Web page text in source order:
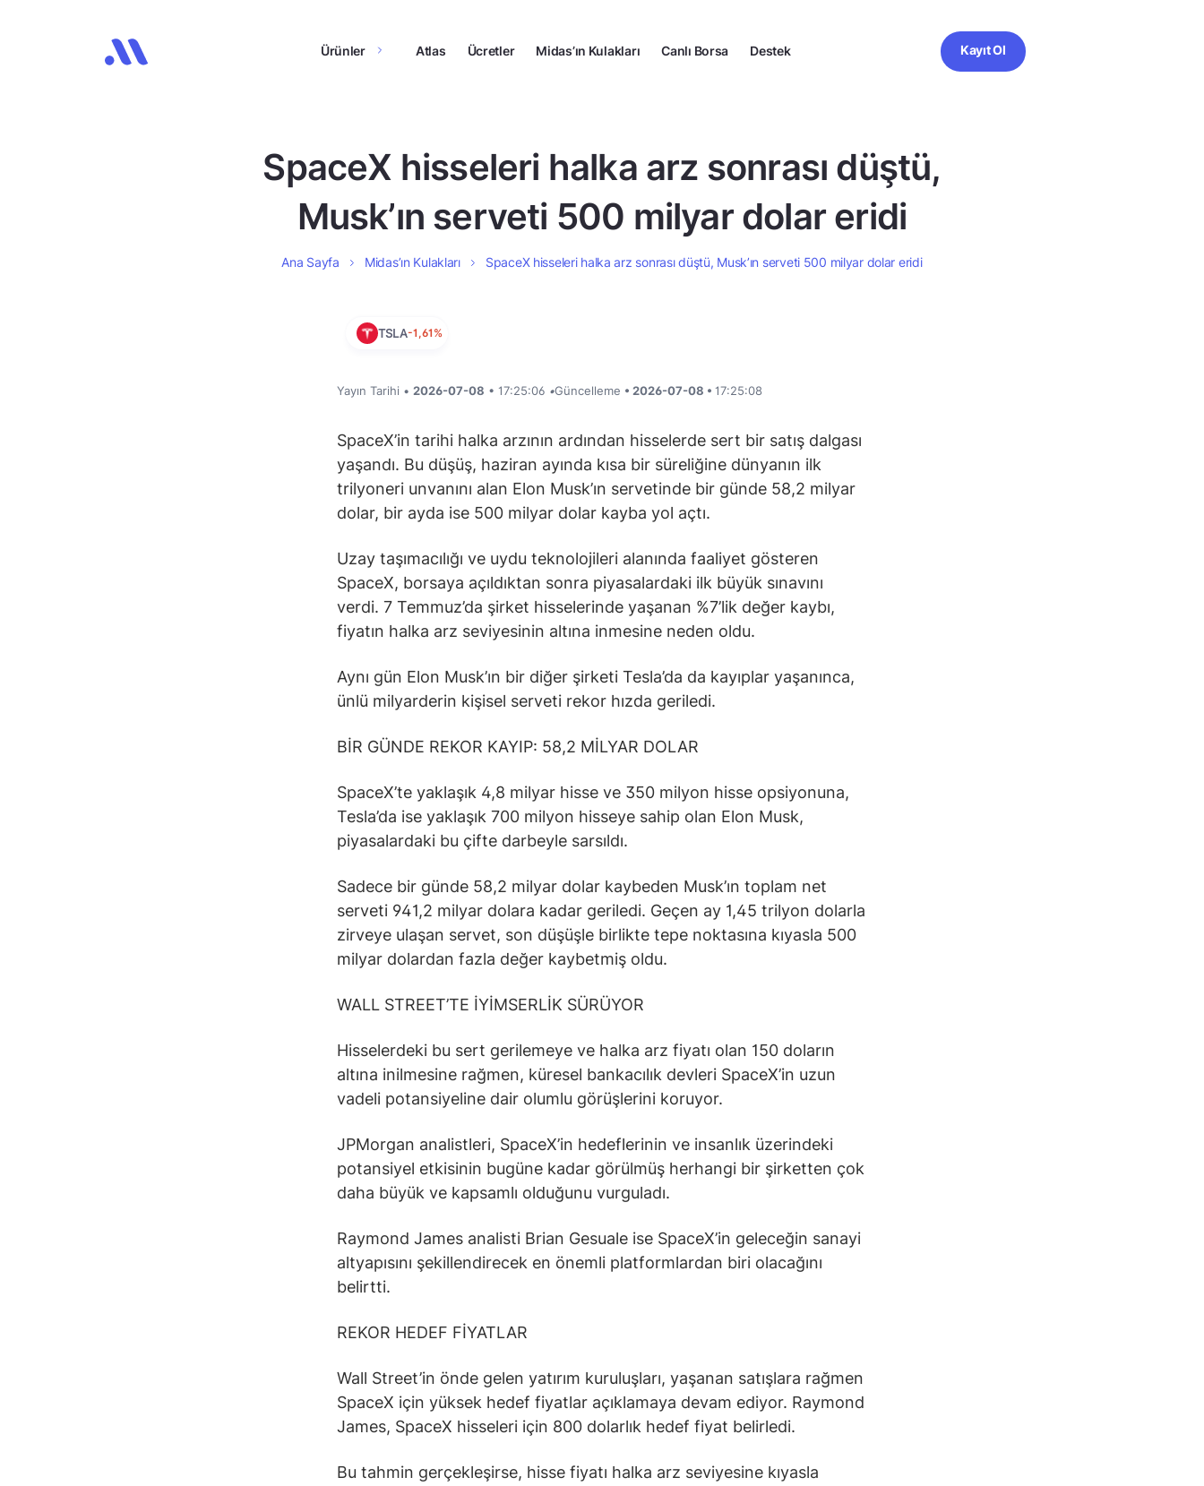
Ürünler Atlas Ücretler Midas’ın Kulakları Canlı Borsa Destek Kayıt Ol
SpaceX hisseleri halka arz sonrası düştü,
Musk’ın serveti 500 milyar dolar eridi
Ana Sayfa Midas’ın Kulakları SpaceX hisseleri halka arz sonrası düştü, Musk’ın serveti 500 milyar dolar eridi
TSLA-1,61%
Yayın Tarihi • 2026-07-08 • 17:25:06 •Güncelleme • 2026-07-08 • 17:25:08
SpaceX’in tarihi halka arzının ardından hisselerde sert bir satış dalgası
yaşandı. Bu düşüş, haziran ayında kısa bir süreliğine dünyanın ilk
trilyoneri unvanını alan Elon Musk’ın servetinde bir günde 58,2 milyar
dolar, bir ayda ise 500 milyar dolar kayba yol açtı.
Uzay taşımacılığı ve uydu teknolojileri alanında faaliyet gösteren
SpaceX, borsaya açıldıktan sonra piyasalardaki ilk büyük sınavını
verdi. 7 Temmuz’da şirket hisselerinde yaşanan %7’lik değer kaybı,
fiyatın halka arz seviyesinin altına inmesine neden oldu.
Aynı gün Elon Musk’ın bir diğer şirketi Tesla’da da kayıplar yaşanınca,
ünlü milyarderin kişisel serveti rekor hızda geriledi.
BİR GÜNDE REKOR KAYIP: 58,2 MİLYAR DOLAR
SpaceX’te yaklaşık 4,8 milyar hisse ve 350 milyon hisse opsiyonuna,
Tesla’da ise yaklaşık 700 milyon hisseye sahip olan Elon Musk,
piyasalardaki bu çifte darbeyle sarsıldı.
Sadece bir günde 58,2 milyar dolar kaybeden Musk’ın toplam net
serveti 941,2 milyar dolara kadar geriledi. Geçen ay 1,45 trilyon dolarla
zirveye ulaşan servet, son düşüşle birlikte tepe noktasına kıyasla 500
milyar dolardan fazla değer kaybetmiş oldu.
WALL STREET’TE İYİMSERLİK SÜRÜYOR
Hisselerdeki bu sert gerilemeye ve halka arz fiyatı olan 150 doların
altına inilmesine rağmen, küresel bankacılık devleri SpaceX’in uzun
vadeli potansiyeline dair olumlu görüşlerini koruyor.
JPMorgan analistleri, SpaceX’in hedeflerinin ve insanlık üzerindeki
potansiyel etkisinin bugüne kadar görülmüş herhangi bir şirketten çok
daha büyük ve kapsamlı olduğunu vurguladı.
Raymond James analisti Brian Gesuale ise SpaceX’in geleceğin sanayi
altyapısını şekillendirecek en önemli platformlardan biri olacağını
belirtti.
REKOR HEDEF FİYATLAR
Wall Street’in önde gelen yatırım kuruluşları, yaşanan satışlara rağmen
SpaceX için yüksek hedef fiyatlar açıklamaya devam ediyor. Raymond
James, SpaceX hisseleri için 800 dolarlık hedef fiyat belirledi.
Bu tahmin gerçekleşirse, hisse fiyatı halka arz seviyesine kıyasla